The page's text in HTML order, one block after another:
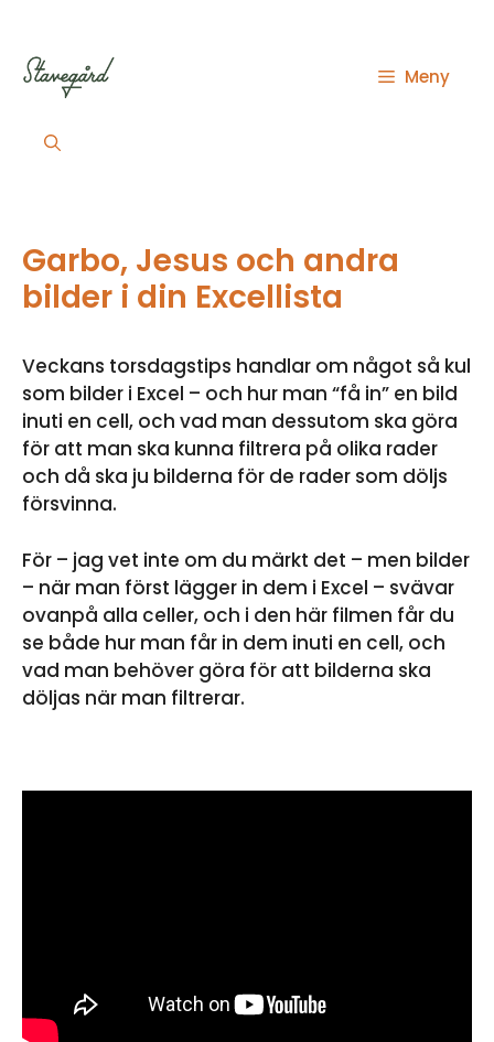
innehåll
Meny
Garbo, Jesus och andra
bilder i din Excellista
Veckans torsdagstips handlar om något så kul
som bilder i Excel – och hur man “få in” en bild
inuti en cell, och vad man dessutom ska göra
för att man ska kunna filtrera på olika rader
och då ska ju bilderna för de rader som döljs
försvinna.
För – jag vet inte om du märkt det – men bilder
– när man först lägger in dem i Excel – svävar
ovanpå alla celler, och i den här filmen får du
se både hur man får in dem inuti en cell, och
vad man behöver göra för att bilderna ska
döljas när man filtrerar.